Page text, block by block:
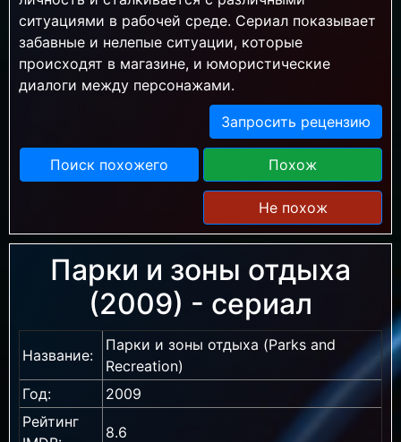
ситуациями в рабочей среде. Сериал показывает
забавные и нелепые ситуации, которые
происходят в магазине, и юмористические
диалоги между персонажами.
Запросить рецензию
Поиск похожего Похож
Не похож
Парки и зоны отдыха
(2009) - сериал
Название:
Парки и зоны отдыха (Parks and
Recreation)
Год:
2009
Рейтинг
8.6